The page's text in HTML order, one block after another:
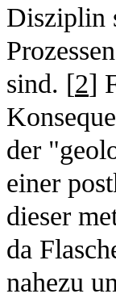
Disziplin
sind. [2]
der
einer
dieser
da
nahezu